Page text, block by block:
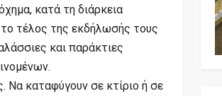
κατά τη διάρκεια
τέλος της εκδήλωσής τους
και παράκτιες
Να καταφύγουν σε κτίριο ή σε